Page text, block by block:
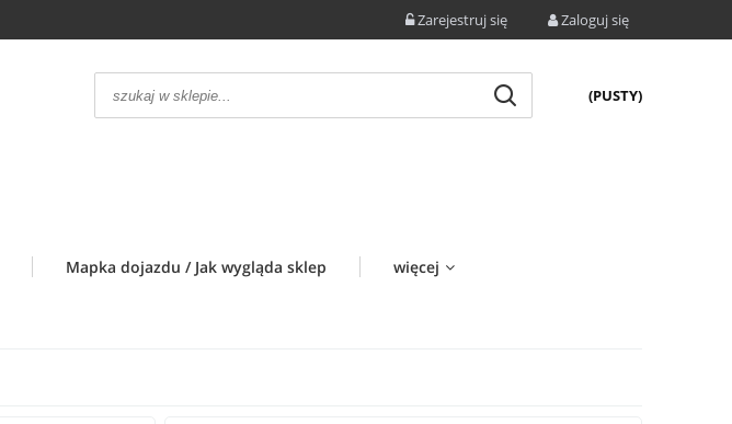
Zarejestruj się Zaloguj się
(PUSTY)
Mapka dojazdu / Jak wygląda sklep więcej